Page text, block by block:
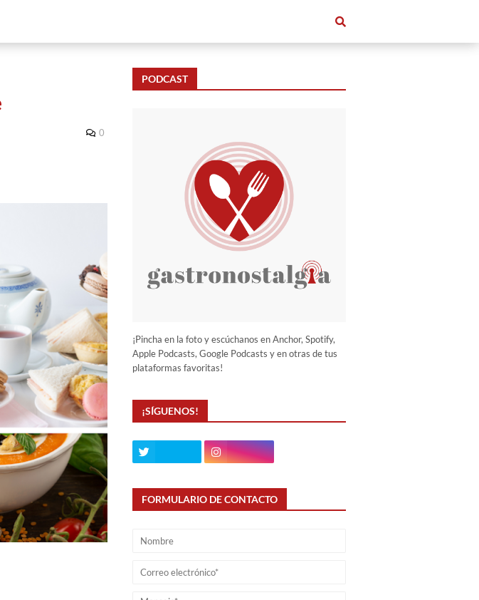
0
PODCAST
¡Pincha en la foto y escúchanos en Anchor, Spotify,
Apple Podcasts, Google Podcasts y en otras de tus
plataformas favoritas!
¡SÍGUENOS!
FORMULARIO DE CONTACTO